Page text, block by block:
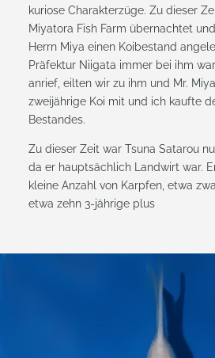
kuriose Charakterzüge. Zu dieser
Miyatora Fish Farm übernachtet
Herrn Miya einen Koibestand
Präfektur Niigata immer bei ihm
anrief, eilten wir zu ihm und Mr.
zweijährige Koi mit und ich kaufte
Bestandes.
Zu dieser Zeit war Tsuna Satarou
da er hauptsächlich Landwirt war.
kleine Anzahl von Karpfen, etwa
etwa zehn 3-jährige plus